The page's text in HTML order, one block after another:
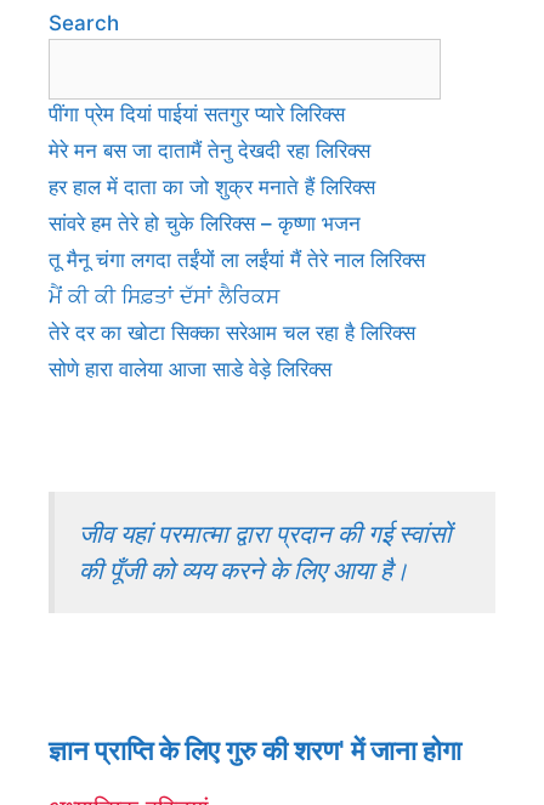
Search
पींगा प्रेम दियां पाईयां सतगुर प्यारे लिरिक्स
मेरे मन बस जा दातामैं तेनु देखदी रहा लिरिक्स
हर हाल में दाता का जो शुक्र मनाते हैं लिरिक्स
सांवरे हम तेरे हो चुके लिरिक्स – कृष्णा भजन
तू मैनू चंगा लगदा तईंयों ला लईंयां मैं तेरे नाल लिरिक्स
ਮੈਂ ਕੀ ਕੀ ਸਿਫ਼ਤਾਂ ਦੱਸਾਂ ਲੈਰਿਕਸ
तेरे दर का खोटा सिक्का सरेआम चल रहा है लिरिक्स
सोणे हारा वालेया आजा साडे वेड़े लिरिक्स
जीव यहां परमात्मा द्वारा प्रदान की गई स्वांसों
की पूँजी को व्यय करने के लिए आया है।
ज्ञान प्राप्ति के लिए गुरु की शरण' में जाना होगा